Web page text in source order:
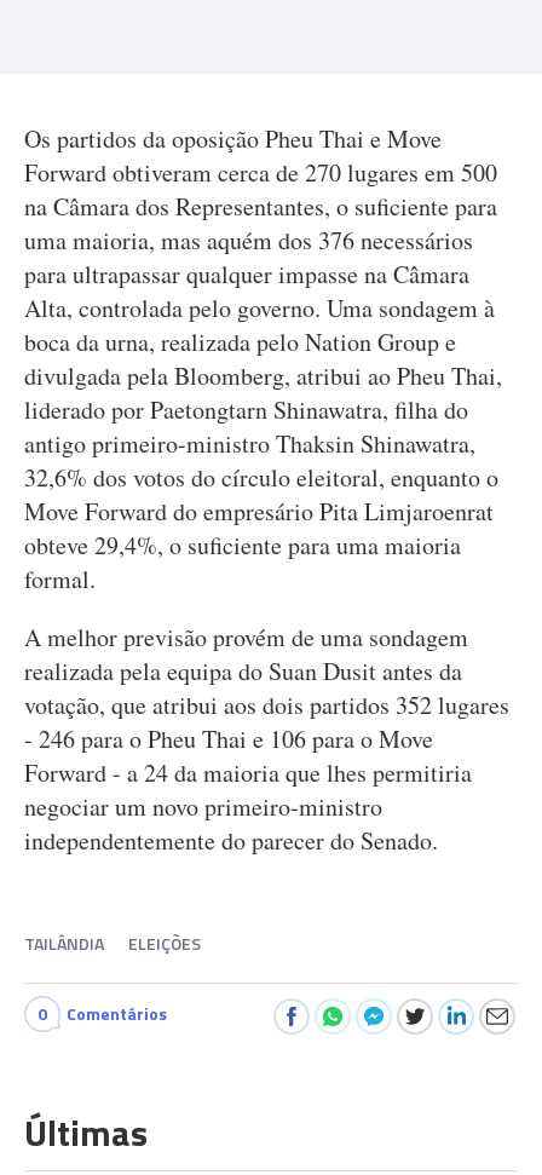
Os partidos da oposição Pheu Thai e Move
Forward obtiveram cerca de 270 lugares em 500
na Câmara dos Representantes, o suficiente para
uma maioria, mas aquém dos 376 necessários
para ultrapassar qualquer impasse na Câmara
Alta, controlada pelo governo. Uma sondagem à
boca da urna, realizada pelo Nation Group e
divulgada pela Bloomberg, atribui ao Pheu Thai,
liderado por Paetongtarn Shinawatra, filha do
antigo primeiro-ministro Thaksin Shinawatra,
32,6% dos votos do círculo eleitoral, enquanto o
Move Forward do empresário Pita Limjaroenrat
obteve 29,4%, o suficiente para uma maioria
formal.
A melhor previsão provém de uma sondagem
realizada pela equipa do Suan Dusit antes da
votação, que atribui aos dois partidos 352 lugares
- 246 para o Pheu Thai e 106 para o Move
Forward - a 24 da maioria que lhes permitiria
negociar um novo primeiro-ministro
independentemente do parecer do Senado.
TAILÂNDIA ELEIÇÕES
0 Comentários
Últimas